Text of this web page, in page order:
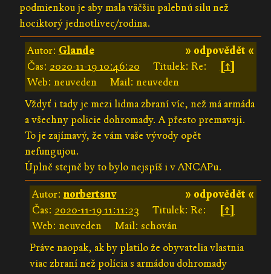
podmienkou je aby mala väčšiu palebnú silu než
hociktorý jednotlivec/rodina.
» odpovědět «
Autor: Glande
Čas: 2020-11-19 10:46:20 Titulek: Re:
[↑]
Web: neuveden
Mail: neuveden
Vždyť i tady je mezi lidma zbraní víc, než má armáda
a všechny policie dohromady. A přesto premavaji.
To je zajímavý, že vám vaše vývody opět
nefungujou.
Úplně stejně by to bylo nejspíš i v ANCAPu.
» odpovědět «
Autor:norbertsnv
Čas: 2020-11-19 11:11:23 Titulek: Re:
[↑]
Web: neuveden
Mail: schován
Práve naopak, ak by platilo že obyvatelia vlastnia
viac zbraní než polícia s armádou dohromady